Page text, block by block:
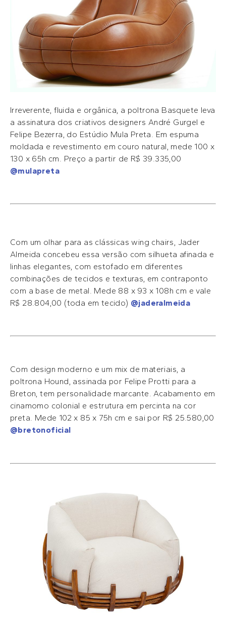
Irreverente, fluida e orgânica, a poltrona Basquete leva
a assinatura dos criativos designers André Gurgel e
Felipe Bezerra, do Estúdio Mula Preta. Em espuma
moldada e revestimento em couro natural, mede 100 x
130 x 65h cm. Preço a partir de R$ 39.335,00
@mulapreta
Com um olhar para as clássicas wing chairs, Jader
Almeida concebeu essa versão com silhueta afinada e
linhas elegantes, com estofado em diferentes
combinações de tecidos e texturas, em contraponto
com a base de metal. Mede 88 x 93 x 108h cm e vale
R$ 28.804,00 (toda em tecido) @jaderalmeida
Com design moderno e um mix de materiais, a
poltrona Hound, assinada por Felipe Protti para a
Breton, tem personalidade marcante. Acabamento em
cinamomo colonial e estrutura em percinta na cor
preta. Mede 102 x 85 x 75h cm e sai por R$ 25.580,00
@bretonoficial